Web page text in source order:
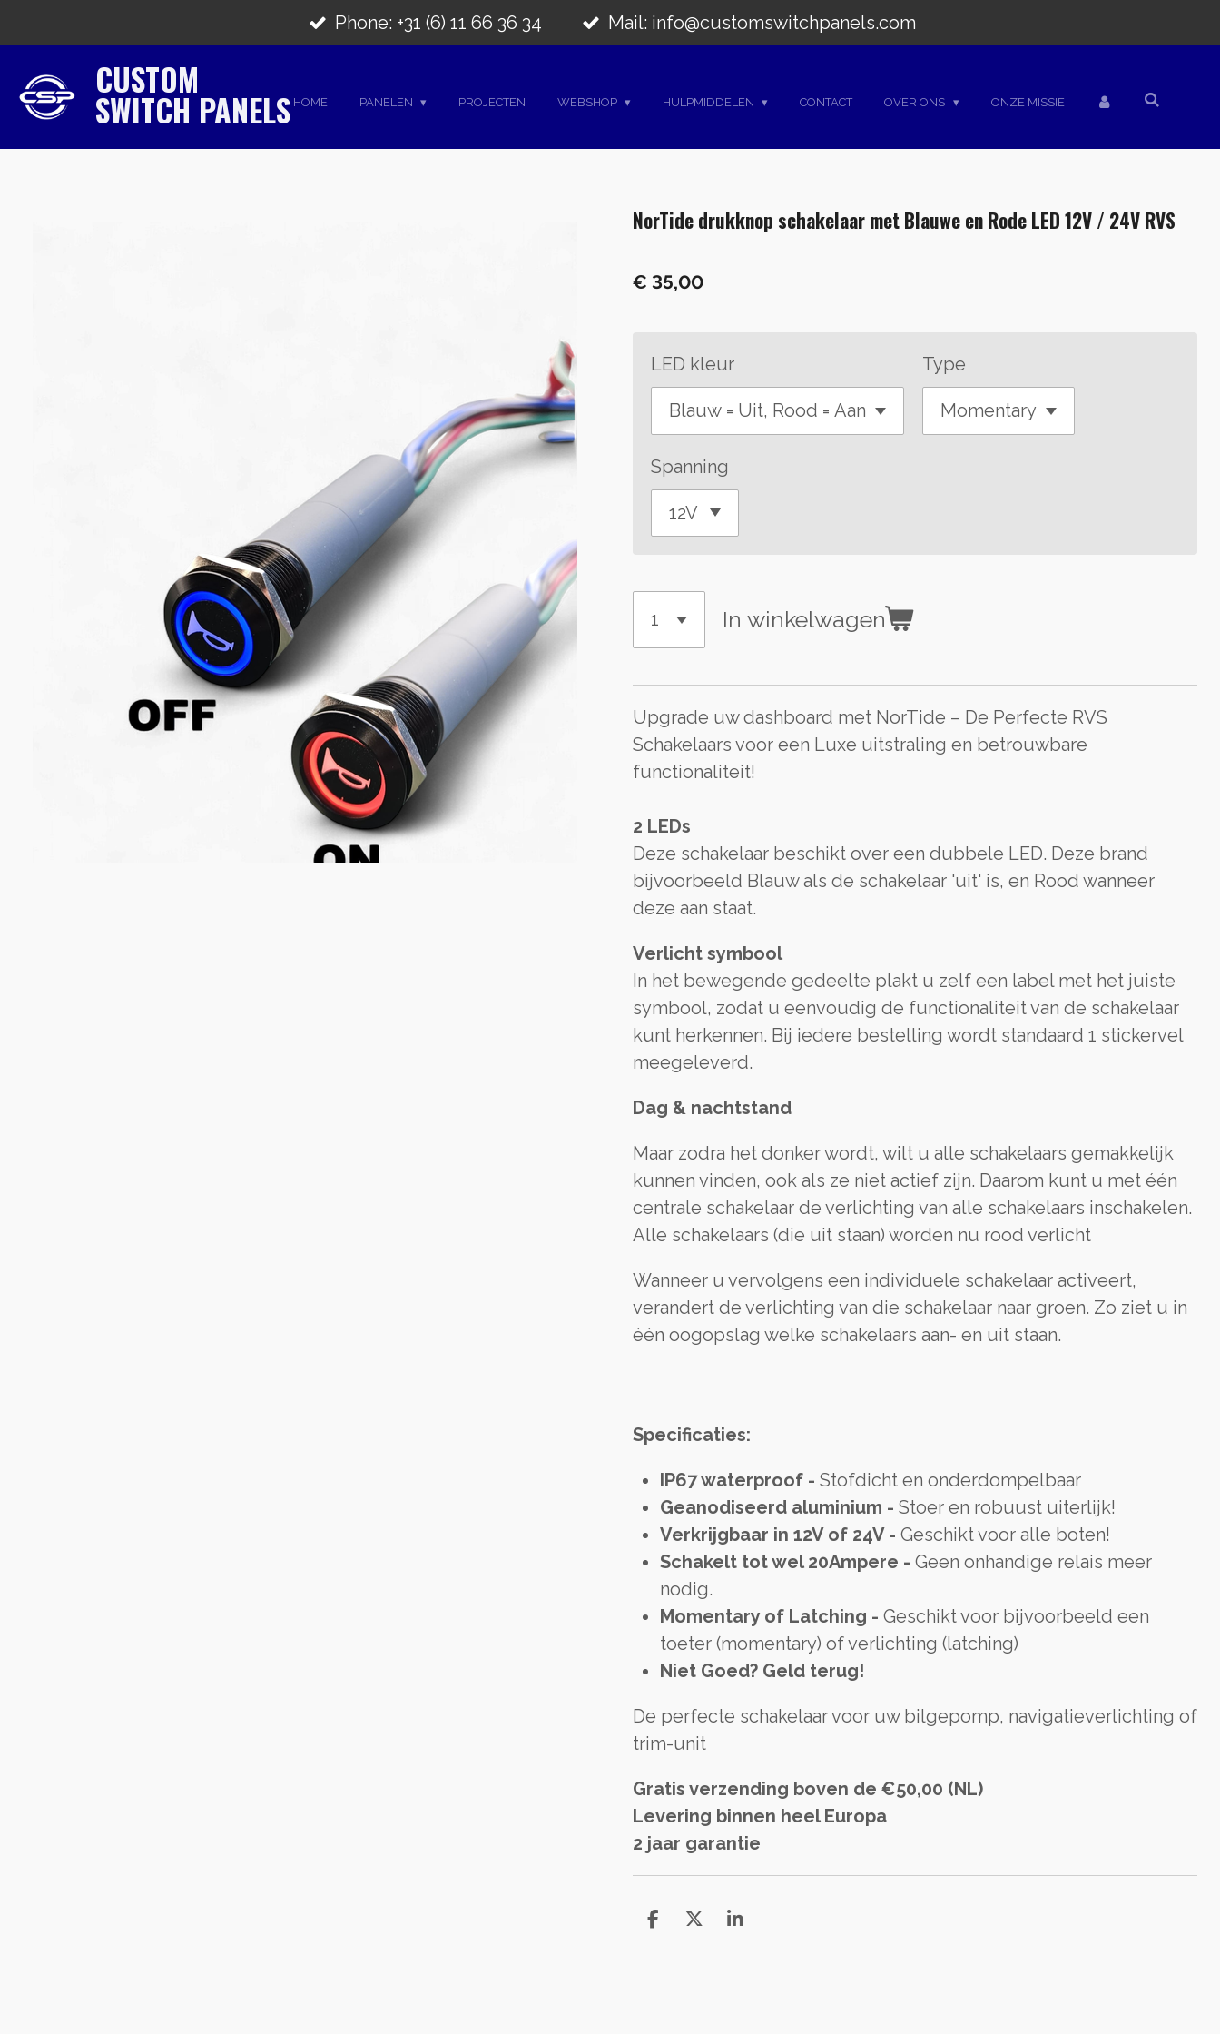
direct
naar
de
Phone: +31 (6) 11 66 36 34 Mail: info@customswitchpanels.com
CUSTOM
SWITCH PANELS HOME PANELEN PROJECTEN WEBSHOP HULPMIDDELEN CONTACT OVER ONS ONZE MISSIE
NorTide drukknop schakelaar met Blauwe en Rode LED 12V / 24V RVS
€ 35,00
LED kleur Type
Spanning
In winkelwagen
Upgrade uw dashboard met NorTide – De Perfecte RVS
Schakelaars voor een Luxe uitstraling en betrouwbare
functionaliteit!
2 LEDs
Deze schakelaar beschikt over een dubbele LED. Deze brand
bijvoorbeeld Blauw als de schakelaar 'uit' is, en Rood wanneer
deze aan staat.
Verlicht symbool
In het bewegende gedeelte plakt u zelf een label met het juiste
symbool, zodat u eenvoudig de functionaliteit van de schakelaar
kunt herkennen. Bij iedere bestelling wordt standaard 1 stickervel
meegeleverd.
Dag & nachtstand
Maar zodra het donker wordt, wilt u alle schakelaars gemakkelijk
kunnen vinden, ook als ze niet actief zijn. Daarom kunt u met één
centrale schakelaar de verlichting van alle schakelaars inschakelen.
Alle schakelaars (die uit staan) worden nu rood verlicht
Wanneer u vervolgens een individuele schakelaar activeert,
verandert de verlichting van die schakelaar naar groen. Zo ziet u in
één oogopslag welke schakelaars aan- en uit staan.
Specificaties:
IP67 waterproof - Stofdicht en onderdompelbaar
Geanodiseerd aluminium - Stoer en robuust uiterlijk!
Verkrijgbaar in 12V of 24V - Geschikt voor alle boten!
Schakelt tot wel 20Ampere - Geen onhandige relais meer
nodig.
Momentary of Latching - Geschikt voor bijvoorbeeld een
toeter (momentary) of verlichting (latching)
Niet Goed? Geld terug!
De perfecte schakelaar voor uw bilgepomp, navigatieverlichting of
trim-unit
Gratis verzending boven de €50,00 (NL)
Levering binnen heel Europa
2 jaar garantie
D
D
S